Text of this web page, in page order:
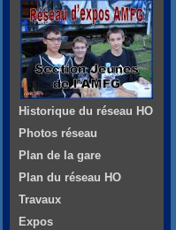
Historique du réseau HO
Photos réseau
Plan de la gare
Plan du réseau HO
Travaux
Expos